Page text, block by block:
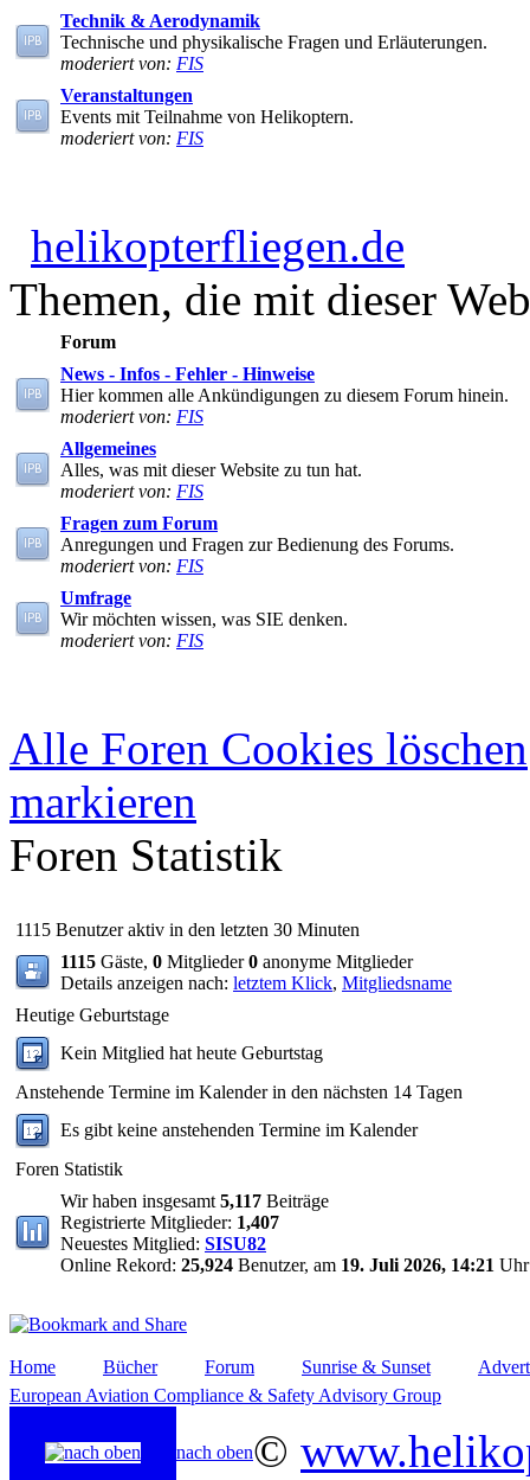
Technik & Aerodynamik
Technische und physikalische Fragen und Erläuterungen.
moderiert von: FIS
Veranstaltungen
Events mit Teilnahme von Helikoptern.
moderiert von: FIS
helikopterfliegen.de
Themen, die mit dieser
Forum
News - Infos - Fehler - Hinweise
Hier kommen alle Ankündigungen zu diesem Forum hinein.
moderiert von: FIS
Allgemeines
Alles, was mit dieser Website zu tun hat.
moderiert von: FIS
Fragen zum Forum
Anregungen und Fragen zur Bedienung des Forums.
moderiert von: FIS
Umfrage
Wir möchten wissen, was SIE denken.
moderiert von: FIS
Alle Foren Cookies löschen
markieren
Foren Statistik
1115 Benutzer aktiv in den letzten 30 Minuten
1115 Gäste, 0 Mitglieder0 anonyme Mitglieder
Details anzeigen nach: letztem Klick, Mitgliedsname
Heutige Geburtstage
Kein Mitglied hat heute Geburtstag
Anstehende Termine im Kalender in den nächsten 14 Tagen
Es gibt keine anstehenden Termine im Kalender
Foren Statistik
Wir haben insgesamt 5,117 Beiträge
Registrierte Mitglieder: 1,407
Neuestes Mitglied: SISU82
Online Rekord: 25,924 Benutzer, am 19. Juli 2026, 14:21 Uhr
Home Bücher Forum Sunrise & Sunset
European Aviation Compliance & Safety Advisory Group
nach oben©